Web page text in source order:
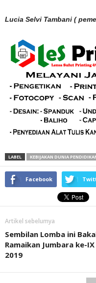
Lucia Selvi Tambani (
LABEL KEBIJAKAN DUNIA
Facebook
Artikel sebelumya
Sembilan Lomba ini
Ramaikan Jumbara ke-IX
2019